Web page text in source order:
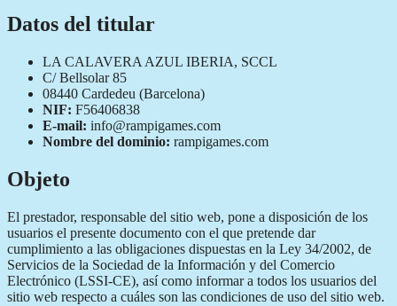
Datos del titular
LA CALAVERA AZUL IBERIA, SCCL
C/ Bellsolar 85
08440 Cardedeu (Barcelona)
NIF: F56406838
E-mail: info@rampigames.com
Nombre del dominio: rampigames.com
Objeto
El prestador, responsable del sitio web, pone a disposición de los
usuarios el presente documento con el que pretende dar
cumplimiento a las obligaciones dispuestas en la Ley 34/2002, de
Servicios de la Sociedad de la Información y del Comercio
Electrónico (LSSI-CE), así como informar a todos los usuarios del
sitio web respecto a cuáles son las condiciones de uso del sitio web.